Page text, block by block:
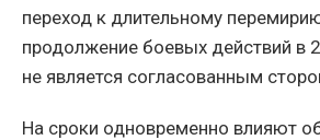
переход к длительному
продолжение боевых действий в
не является согласованным
На сроки одновременно влияют